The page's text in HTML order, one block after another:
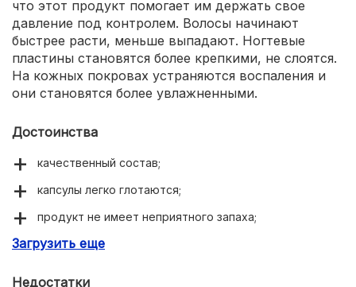
что этот продукт помогает им держать свое
давление под контролем. Волосы начинают
быстрее расти, меньше выпадают. Ногтевые
пластины становятся более крепкими, не слоятся.
На кожных покровах устраняются воспаления и
они становятся более увлажненными.
Достоинства
качественный состав;
капсулы легко глотаются;
продукт не имеет неприятного запаха;
укрепляет иммунитет;
Загрузить еще
Недостатки